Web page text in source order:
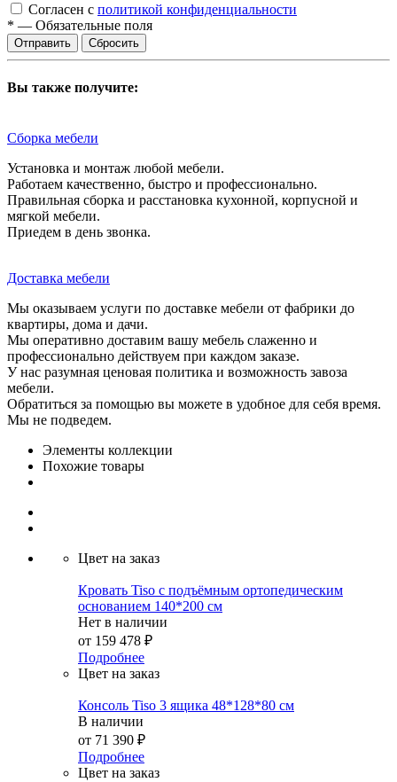
Согласен с политикой конфиденциальности
* — Обязательные поля
Сбросить
Вы также получите:
Сборка мебели
Установка и монтаж любой мебели.
Работаем качественно, быстро и профессионально.
Правильная сборка и расстановка кухонной, корпусной и
мягкой мебели.
Приедем в день звонка.
Доставка мебели
Мы оказываем услуги по доставке мебели от фабрики до
квартиры, дома и дачи.
Мы оперативно доставим вашу мебель слаженно и
профессионально действуем при каждом заказе.
У нас разумная ценовая политика и возможность завоза
мебели.
Обратиться за помощью вы можете в удобное для себя время.
Мы не подведем.
Элементы коллекции
Похожие товары
Цвет на заказ
Кровать Tiso с подъёмным ортопедическим
основанием 140*200 см
Нет в наличии
от 159 478 ₽
Подробнее
Цвет на заказ
Консоль Tiso 3 ящика 48*128*80 см
В наличии
от 71 390 ₽
Подробнее
Цвет на заказ